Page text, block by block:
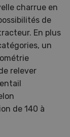
charrue en
de
En plus
un
relever
de 140 à